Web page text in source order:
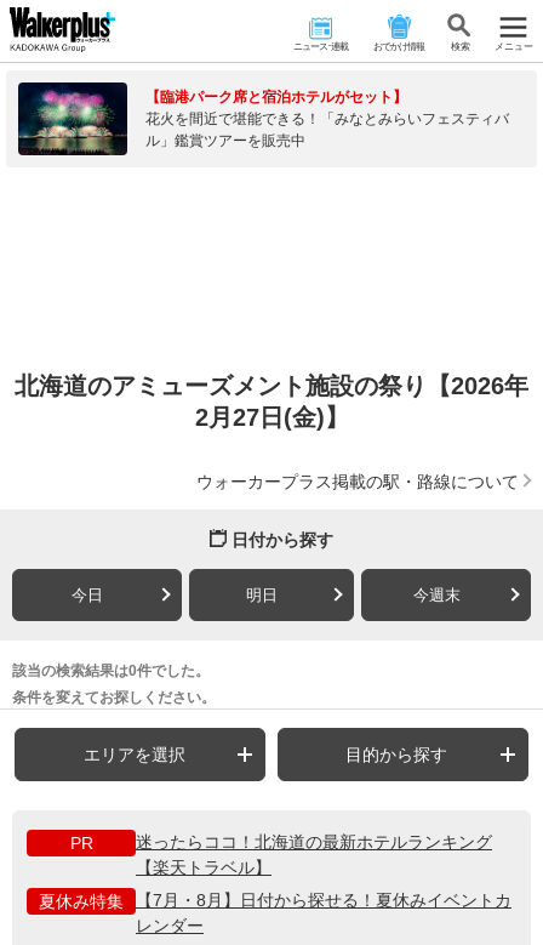
ニュース･連載 おでかけ情報 検 索 メニュー
【臨港パーク席と宿泊ホテルがセット】
花火を間近で堪能できる！「みなとみらいフェスティバ
ル」鑑賞ツアーを販売中
北海道のアミューズメント施設の祭り【2026年
2月27日(金)】
ウォーカープラス掲載の駅・路線について
日付から探す
今日 明日 今週末
該当の検索結果は0件でした。
条件を変えてお探しください。
エリアを選択 目的から探す
PR
迷ったらココ！北海道の最新ホテルランキング
【楽天トラベル】
夏休み特集
【7月・8月】日付から探せる！夏休みイベントカ
レンダー